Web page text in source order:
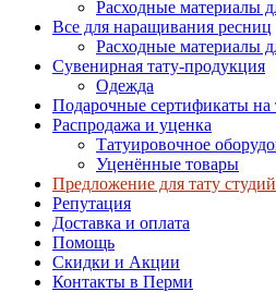
Расходные материалы
Все для наращивания ресниц
Расходные материалы
Сувенирная тату-продукция
Одежда
Подарочные сертификаты на
Распродажа и уценка
Татуировочное
Уценённые товары
Предложение для тату студий
Репутация
Доставка и оплата
Помощь
Скидки и Акции
Контакты в Перми